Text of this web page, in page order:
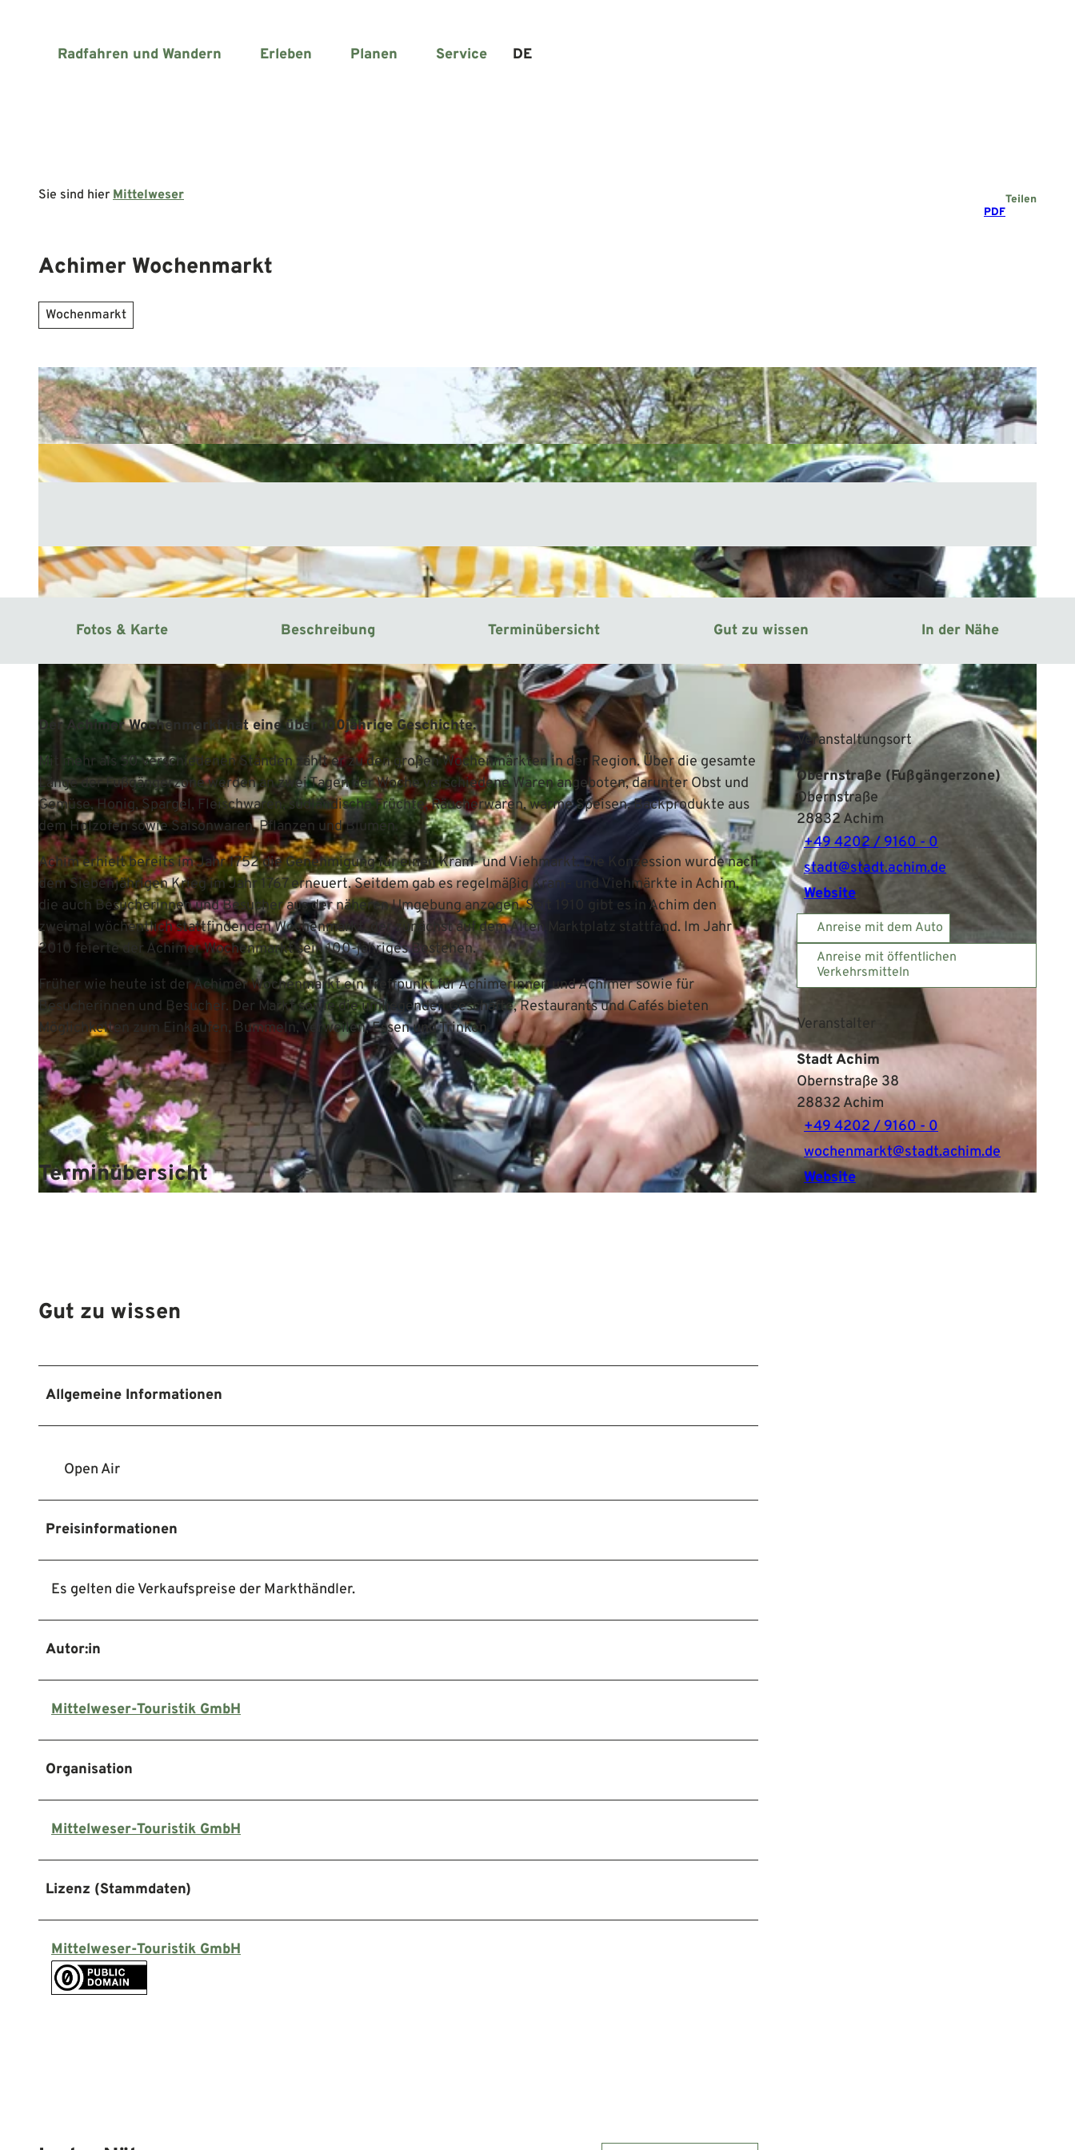
Radfahren und Wandern Erleben Planen Service DE
Sie sind hier Mittelweser
PDF
Teilen
Achimer Wochenmarkt
Wochenmarkt
© Mittelweser-Touristik GmbH |CC-BY
Fotos & Karte Beschreibung Terminübersicht Gut zu wissen In der Nähe
Der Achimer Wochenmarkt hat eine über 100jährige Geschichte.
Mit mehr als 50 verschiedenen Ständen zählt er zu den großen Wochenmärkten in der Region. Über die gesamte
Länge der Fußgängerzone werden an zwei Tagen der Woche verschiedene Waren angeboten, darunter Obst und
Gemüse, Honig, Spargel, Fleischwaren, südländische Früchte, Räucherwaren, warme Speisen, Backprodukte aus
dem Holzofen sowie Saisonwaren, Pflanzen und Blumen.
Achim erhielt bereits im Jahr 1752 die Genehmigung für einen Kram- und Viehmarkt. Die Konzession wurde nach
dem Siebenjährigen Krieg im Jahr 1767 erneuert. Seitdem gab es regelmäßig Kram- und Viehmärkte in Achim,
die auch Besucherinnen und Besucher aus der näheren Umgebung anzogen. Seit 1910 gibt es in Achim den
zweimal wöchentlich stattfindenden Wochenmarkt, der zunächst auf dem Alten Marktplatz stattfand. Im Jahr
2010 feierte der Achimer Wochenmarkt sein 100-jähriges Bestehen.
Früher wie heute ist der Achimer Wochenmarkt ein Treffpunkt für Achimerinnen und Achimer sowie für
Besucherinnen und Besucher. Der Markt sowie die umliegenden Geschäfte, Restaurants und Cafés bieten
Möglichkeiten zum Einkaufen, Bummeln, Verweilen, Essen und Trinken.
Terminübersicht
Gut zu wissen
Allgemeine Informationen
Open Air
Preisinformationen
Es gelten die Verkaufspreise der Markthändler.
Autor:in
Mittelweser-Touristik GmbH
Organisation
Mittelweser-Touristik GmbH
Lizenz (Stammdaten)
Mittelweser-Touristik GmbH
Veranstaltungsort
Obernstraße (Fußgängerzone)
Obernstraße
28832 Achim
+49 4202 / 9160 - 0
stadt@stadt.achim.de
Website
Anreise mit dem Auto
Anreise mit öffentlichen
Verkehrsmitteln
Veranstalter
Stadt Achim
Obernstraße 38
28832Achim
+49 4202 / 9160 - 0
wochenmarkt@stadt.achim.de
Website